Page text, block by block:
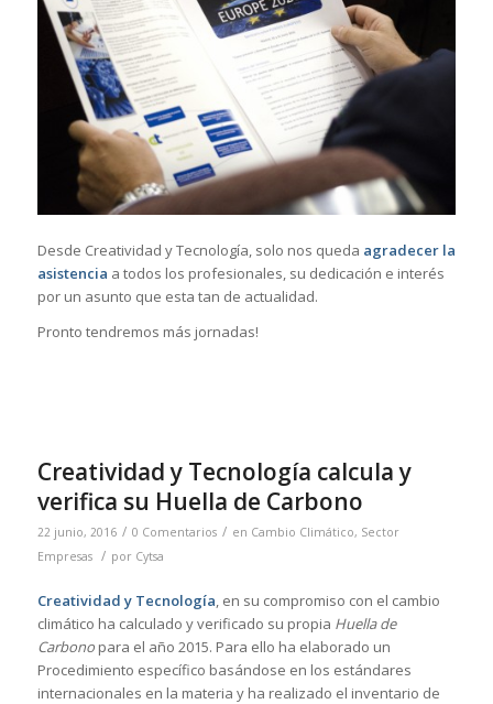
Desde Creatividad y Tecnología, solo nos queda agradecer la
asistencia a todos los profesionales, su dedicación e interés
por un asunto que esta tan de actualidad.
Pronto tendremos más jornadas!
Creatividad y Tecnología calcula y
verifica su Huella de Carbono
22 junio, 2016 / 0 Comentarios / en Cambio Climático, Sector
Empresas
/ por Cytsa
Creatividad y Tecnología, en su compromiso con el cambio
climático ha calculado y verificado su propia Huella de
Carbonopara el año 2015. Para ello ha elaborado un
Procedimiento específico basándose en los estándares
internacionales en la materia y ha realizado el inventario de